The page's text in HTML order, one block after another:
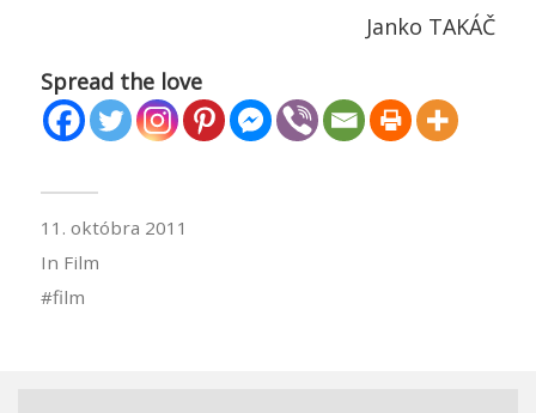
Janko TAKÁČ
Spread the love
11. októbra 2011
In Film
film